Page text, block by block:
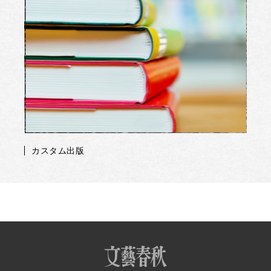
カスタム出版